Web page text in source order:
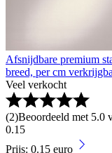
Afsnijdbare premium
breed, per cm
Veel verkocht
(2)Beoordeeld met 5.0
0.15
Prijs: 0.15 euro